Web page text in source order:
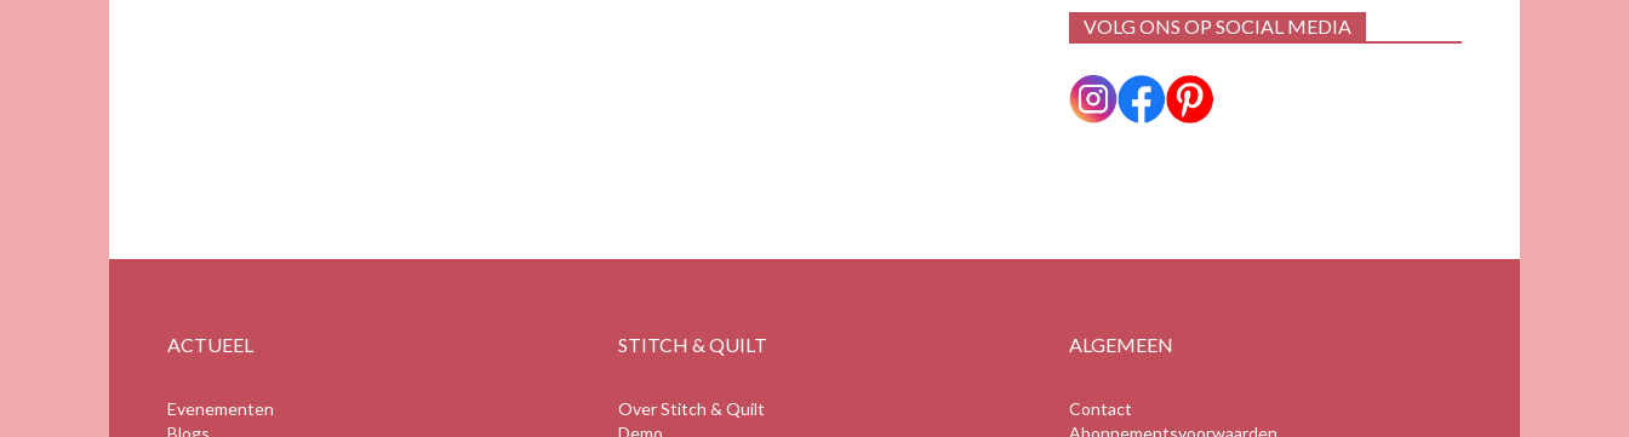
VOLG ONS OP SOCIAL MEDIA
ACTUEEL
Evenementen
Blogs
STITCH & QUILT
Over Stitch & Quilt
Demo
ALGEMEEN
Contact
Abonnementsvoorwaarden